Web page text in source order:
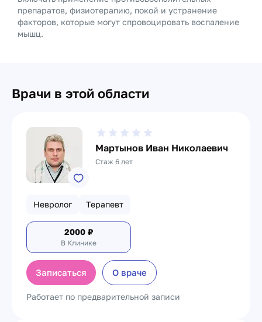
препаратов, физиотерапию, покой и устранение
факторов, которые могут спровоцировать воспаление
мышц.
Врачи в этой области
Мартынов Иван Николаевич
Стаж 6 лет
Невролог Терапевт
2000 ₽
В Клинике
Записаться О враче
Работает по предварительной записи